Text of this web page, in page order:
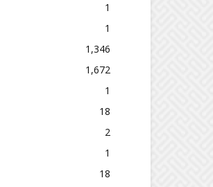
1
1
1,346
1,672
1
18
2
1
18